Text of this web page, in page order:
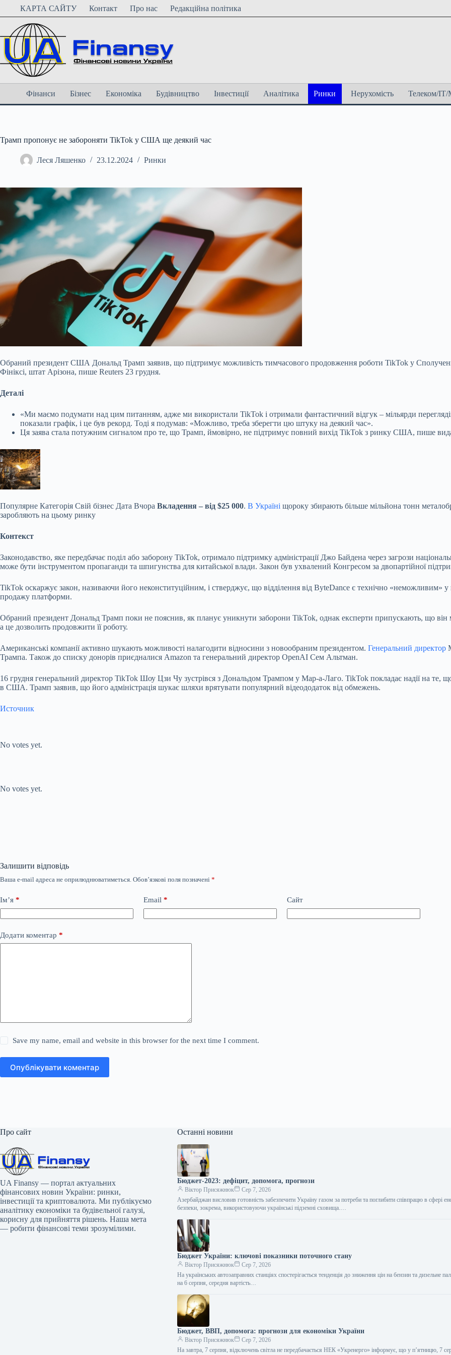
ПерейтиКАРТА САЙТУ Контакт Про нас Редакційна політика
Фінанси Бізнес Економіка Будівництво Інвестиції Аналітика Ринки Нерухомість Телеком/
Трамп пропонує не забороняти TikTok у США ще деякий час
Леся Ляшенко 23.12.2024 Ринки
Обраний президент США Дональд Трамп заявив, що підтримує можливість тимчасового продовження роботи TikTok у
Фініксі, штат Арізона, пише Reuters 23 грудня.
Деталі
«Ми маємо подумати над цим питанням, адже ми використали TikTok і отримали фантастичний відгук – мільярди
показали графік, і це був рекорд. Тоді я подумав: «Можливо, треба зберегти цю штуку на деякий час».
Ця заява стала потужним сигналом про те, що Трамп, ймовірно, не підтримує повний вихід TikTok з ринку США, пише
Популярне Категорія Свій бізнес Дата Вчора Вкладення – від $25 000. В Україні щороку збирають більше мільйона тонн
заробляють на цьому ринку
Контекст
Законодавство, яке передбачає поділ або заборону TikTok, отримало підтримку адміністрації Джо Байдена через загрози
може бути інструментом пропаганди та шпигунства для китайської влади. Закон був ухвалений Конгресом за двопартійної
TikTok оскаржує закон, називаючи його неконституційним, і стверджує, що відділення від ByteDance є технічно «неможливим»
продажу платформи.
Обраний президент Дональд Трамп поки не пояснив, як планує уникнути заборони TikTok, однак експерти припускають, що
а це дозволить продовжити її роботу.
Американські компанії активно шукають можливості налагодити відносини з новообраним президентом. Генеральний директор
Трампа. Також до списку донорів приєдналися Amazon та генеральний директор OpenAI Сем Альтман.
16 грудня генеральний директор TikTok Шоу Цзи Чу зустрівся з Дональдом Трампом у Мар-а-Лаго. TikTok покладає надії на те,
в США. Трамп заявив, що його адміністрація шукає шляхи врятувати популярний відеододаток від обмежень.
Источник
No votes yet.
No votes yet.
Залишити відповідь
Ваша e-mail адреса не оприлюднюватиметься. Обов’язкові поля позначені *
Ім’я * Email * Сайт
Додати коментар *
Save my name, email and website in this browser for the next time I comment.
Опублікувати коментар
Про сайт
UA Finansy — портал актуальних
фінансових новин України: ринки,
інвестиції та криптовалюта. Ми публікуємо
аналітику економіки та будівельної галузі,
корисну для прийняття рішень. Наша мета
— робити фінансові теми зрозумілими.
Останні новини
Бюджет-2023: дефіцит, допомога, прогнози
Віктор Присяжнюк
Сер 7, 2026
Азербайджан висловив готовність забезпечити Україну газом за потреби та поглибити співпрацю в сфері
безпеки, зокрема, використовуючи українські підземні сховища.…
Бюджет України: ключові показники поточного стану
Віктор Присяжнюк
Сер 7, 2026
На українських автозаправних станціях спостерігається тенденція до зниження цін на бензин та дизельне
на 6 серпня, середня вартість…
Бюджет, ВВП, допомога: прогнози для економіки України
Віктор Присяжнюк
Сер 7, 2026
На завтра, 7 серпня, відключень світла не передбачається НЕК «Укренерго» інформує, що у п’ятницю, 7